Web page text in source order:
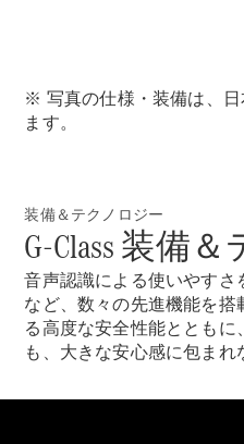
All Compact
試乗リクエ
スト
オンライン
ショールー
ム
Coupé
※ 写真の仕様・装備は、
ます。
装備＆テクノロジー
G-Class 装備
音声認識による使いやすさ
など、数々の先進機能を
る高度な安全性能ととも
も、大きな安心感に包まれ